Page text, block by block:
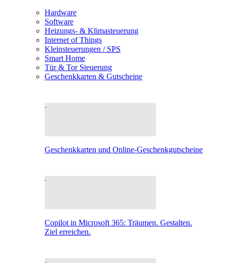
Hardware
Software
Heizungs- & Klimasteuerung
Internet of Things
Kleinsteuerungen / SPS
Smart Home
Tür & Tor Steuerung
Geschenkkarten & Gutscheine
Geschenkkarten und Online-Geschenkgutscheine
Copilot in Microsoft 365: Träumen. Gestalten.
Ziel erreichen.